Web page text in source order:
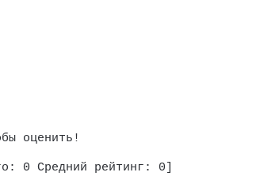
оценить!
0 Средний рейтинг: 0